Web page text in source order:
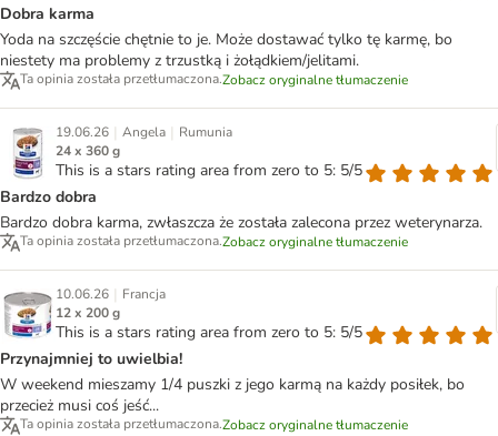
Dobra karma
Yoda na szczęście chętnie to je. Może dostawać tylko tę karmę, bo
niestety ma problemy z trzustką i żołądkiem/jelitami.
Ta opinia została przetłumaczona.Zobacz oryginalne tłumaczenie
19.06.26 | Angela | Rumunia
24 x 360 g
This is a stars rating area from zero to 5: 5/5
Bardzo dobra
Bardzo dobra karma, zwłaszcza że została zalecona przez weterynarza.
Ta opinia została przetłumaczona.Zobacz oryginalne tłumaczenie
10.06.26 | Francja
12 x 200 g
This is a stars rating area from zero to 5: 5/5
Przynajmniej to uwielbia!
W weekend mieszamy 1/4 puszki z jego karmą na każdy posiłek, bo
przecież musi coś jeść...
Ta opinia została przetłumaczona.Zobacz oryginalne tłumaczenie